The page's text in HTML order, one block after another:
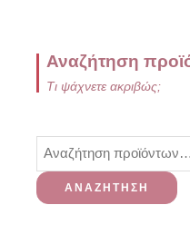
Αναζήτηση
Τι ψάχνετε ακριβώς;
ΑΝΑΖΉΤΗΣΗ